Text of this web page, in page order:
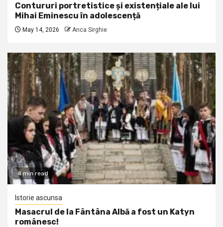
Contururi portretistice și existențiale ale lui
Mihai Eminescu în adolescență
May 14, 2026 Anca Sirghie
4 min read
Istorie ascunsa
Masacrul de la Fântâna Albă a fost un Katyn
românesc!